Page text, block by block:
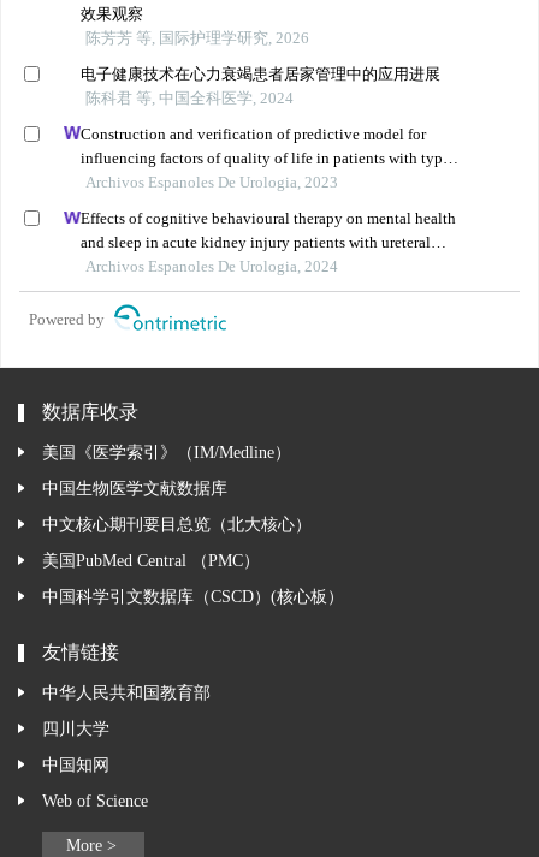
效果观察
陈芳芳 等, 国际护理学研究, 2026
电子健康技术在心力衰竭患者居家管理中的应用进展
陈科君 等, 中国全科医学, 2024
Construction and verification of predictive model for
influencing factors of quality of life in patients with type
2 diabetic nephropathy: a hospital-based retrospective
Archivos Espanoles De Urologia, 2023
Effects of cognitive behavioural therapy on mental health
and sleep in acute kidney injury patients with ureteral
calculi in the emergency department: a retrospective study
Archivos Espanoles De Urologia, 2024
Powered by
数据库收录
美国《医学索引》（IM/Medline）
中国生物医学文献数据库
中文核心期刊要目总览（北大核心）
美国PubMed Central （PMC）
中国科学引文数据库（CSCD）(核心板）
友情链接
中华人民共和国教育部
四川大学
中国知网
Web of Science
More >